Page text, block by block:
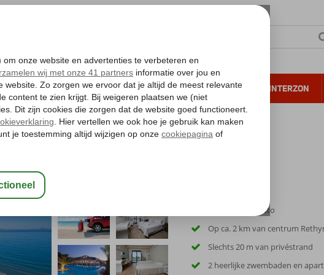
ZONVAKANTIE VERRE REIZEN ALL INCLUSIVE WINTERZON
Gratis annuleren*
Inclusief huurauto
Op ca. 2 km van centrum
Slechts 20 m van privéstrand
2 heerlijke zwembaden en